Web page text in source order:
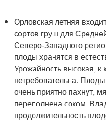
Орловская летняя
сортов груш для
Северо-Западного
плоды хранятся в
Урожайность высокая, к
нетребовательна. Плоды
очень приятно пахнут,
переполнена соком.
продолжительность